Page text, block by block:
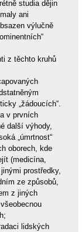
studia dějin
ani
výlučně
z těchto kruhů
„žádoucích“.
v prvních
další výhody,
„úmrtnost“
oborech, kde
(medicína,
prostředky,
ze způsobů,
z jiných
lidských